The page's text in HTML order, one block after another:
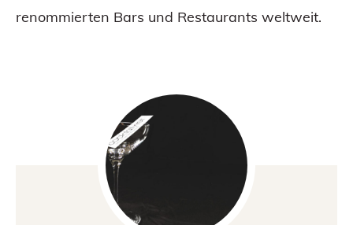
renommierten Bars und Restaurants weltweit.